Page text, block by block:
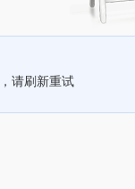
请刷新重试